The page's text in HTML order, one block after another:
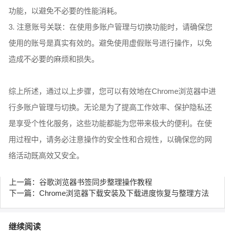
功能，以避免不必要的性能消耗。
3. 注意账号关联：在使用多账户管理与切换功能时，请确保您
使用的账号是真实有效的。避免使用虚假账号进行操作，以免
造成不必要的麻烦和损失。
综上所述，通过以上步骤，您可以有效地在Chrome浏览器中进
行多账户管理与切换。无论是为了提高工作效率、保护隐私还
是享受个性化服务，这些功能都能为您带来极大的便利。在使
用过程中，请务必注意操作的安全性和合规性，以确保您的网
络活动既高效又安全。
上一篇：谷歌浏览器书签同步整理操作教程
下一篇：Chrome浏览器下载安装及下载进度恢复与整理方法
继续阅读